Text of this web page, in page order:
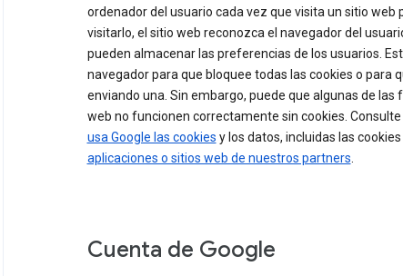
ordenador del usuario cada vez que visita un sitio web
visitarlo, el sitio web reconozca el navegador del
pueden almacenar las preferencias de los usuarios.
navegador para que bloquee todas las cookies o para
enviando una. Sin embargo, puede que algunas de las
web no funcionen correctamente sin cookies.
usa Google las cookies y los datos, incluidas las cookies
aplicaciones o sitios web de nuestros partners.
Cuenta de Google